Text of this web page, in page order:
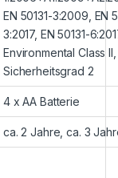
EN 50131-3:2009, EN
3:2017, EN 50131-
Environmental Class II,
Sicherheitsgrad 2
4 x AA Batterie
ca. 2 Jahre, ca. 3